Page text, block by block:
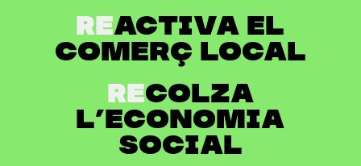
Reactiva el
comerç local
Recolza
l’economia
social